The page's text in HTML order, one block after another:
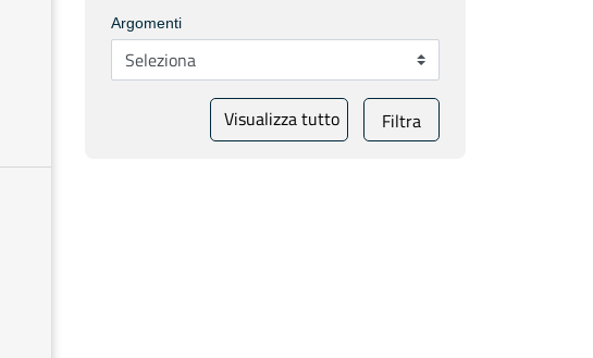
Argomenti
Visualizza tutto Filtra